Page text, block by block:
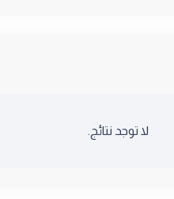
لا توجد نتائج.